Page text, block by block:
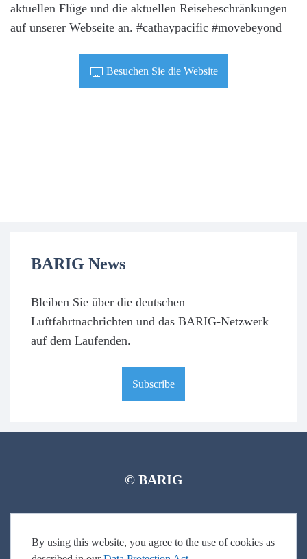
By using this website, you agree to the use of cookies as
aktuellen Flüge und die aktuellen Reisebeschränkungen
auf unserer Webseite an. #cathaypacific #movebeyond
Besuchen Sie die Website
BARIG News
Bleiben Sie über die deutschen
Luftfahrtnachrichten und das BARIG-Netzwerk
auf dem Laufenden.
Subscribe
© BARIG
Seitenverzeichnis